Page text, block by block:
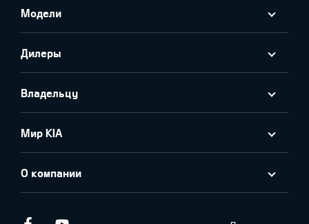
Модели
Дилеры
Владельцу
Мир KIA
О компании